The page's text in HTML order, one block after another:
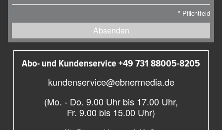
* Pflichtfeld
Absenden
Abo- und Kundenservice +49 731 88005-8205
kundenservice@ebnermedia.de
(Mo. - Do. 9.00 Uhr bis 17.00 Uhr,
Fr. 9.00 bis 15.00 Uhr)